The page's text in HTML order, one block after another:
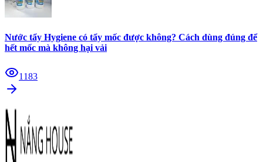
Nước tẩy Hygiene có tẩy mốc được không? Cách dùng đúng để
hết mốc mà không hại vải
1183